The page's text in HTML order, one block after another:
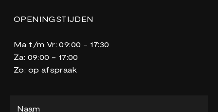
OPENINGSTIJDEN
Ma t/m Vr: 09:00 - 17:30
Za: 09:00 - 17:00
Zo: op afspraak